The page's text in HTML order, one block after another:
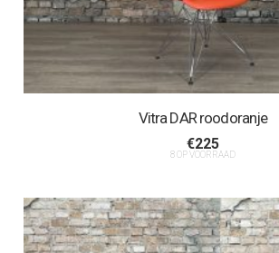
Vitra DAR roodoranje
€225
8 OP VOORRAAD